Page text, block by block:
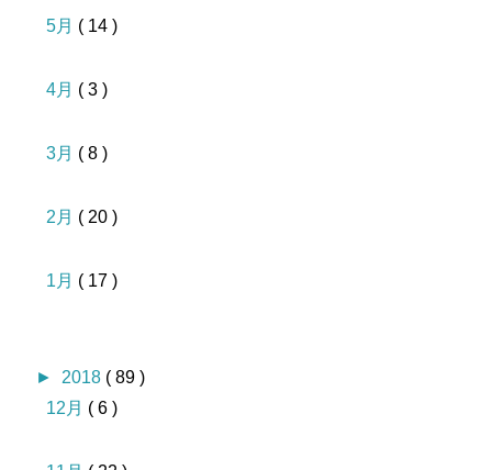
5月 ( 14 )
4月 ( 3 )
3月 ( 8 )
2月 ( 20 )
1月 ( 17 )
► 2018 ( 89 )
12月 ( 6 )